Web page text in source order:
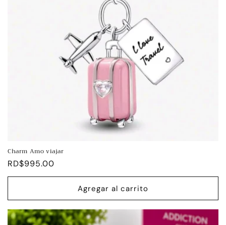
Charm Amo viajar
Precio
habitual
RD$995.00
Agregar al carrito